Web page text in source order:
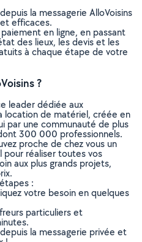
la messagerie AlloVoisins
efficaces.
en ligne, en passant
des lieux, les devis et les
à chaque étape de votre
?
leader dédiée aux
location de matériel, créée en
par une communauté de plus
300 000 professionnels.
proche de chez vous un
pour réaliser toutes vos
aux plus grands projets,
:
votre besoin en quelques
particuliers et
la messagerie privée et